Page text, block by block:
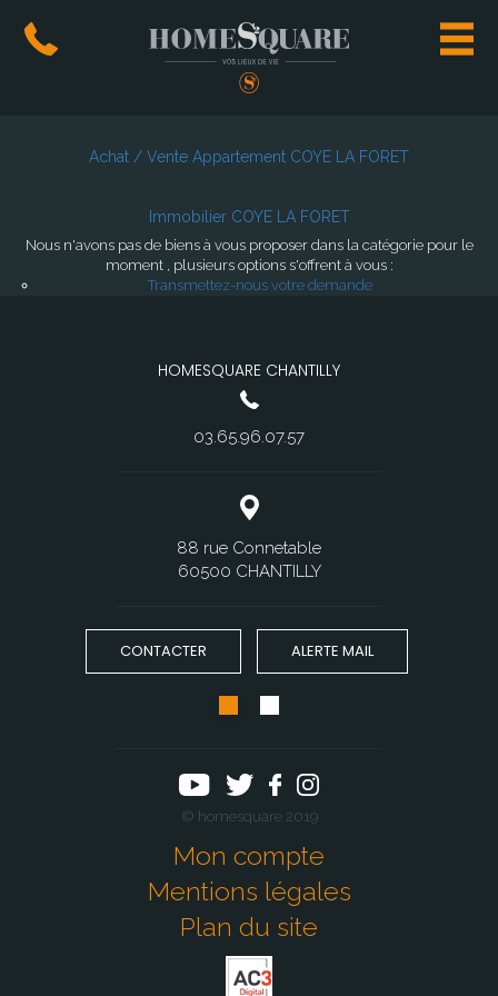
Achat / Vente Appartement COYE LA FORET
Immobilier COYE LA FORET
Nous n'avons pas de biens à vous proposer dans la catégorie pour le
moment , plusieurs options s'offrent à vous :
Transmettez-nous votre demande
HOMESQUARE CHANTILLY
03.65.96.07.57
88 rue Connetable
60500 CHANTILLY
CONTACTER ALERTE MAIL
© homesquare 2019
Mon compte
Mentions légales
Plan du site